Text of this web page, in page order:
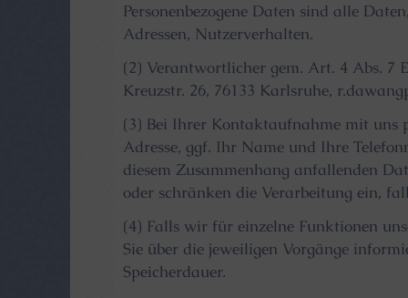
Personenbezogene Daten sind alle
Adressen, Nutzerverhalten.
(2) Verantwortlicher gem. Art. 4 Abs. 7
Kreuzstr. 26, 76133 Karlsruhe,
(3) Bei Ihrer Kontaktaufnahme mit
Adresse, ggf. Ihr Name und Ihre
diesem Zusammenhang anfallenden
oder schränken die Verarbeitung ein,
(4) Falls wir für einzelne Funktionen
Sie über die jeweiligen Vorgänge
Speicherdauer.